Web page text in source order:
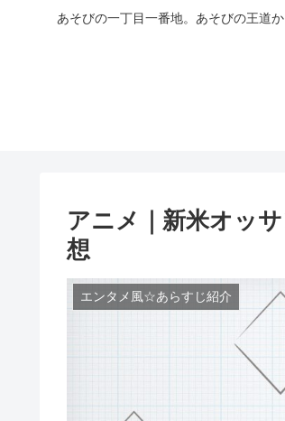
あそびの一丁目一番地。あそびの王道
アニメ｜新米オッ
想
エンタメ風☆あらすじ紹介